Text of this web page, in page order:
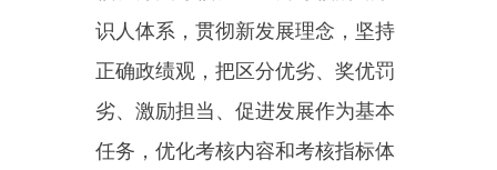
履行职责、行使权力、开展工作。
第二十六条建立健全崇尚实